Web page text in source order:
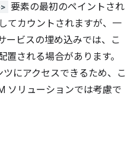
要素の最初のペイントされ
てカウントされますが、一
ービスの埋め込みでは、こ
置される場合があります。
ツにアクセスできるため、こ
ソリューションでは考慮で